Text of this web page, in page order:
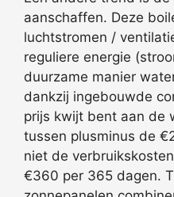
aanschaffen. Deze
luchtstromen /
reguliere energie
duurzame manier
dankzij ingebouwde
prijs kwijt bent aan de
tussen plusminus de
niet de
€360 per 365 dagen.